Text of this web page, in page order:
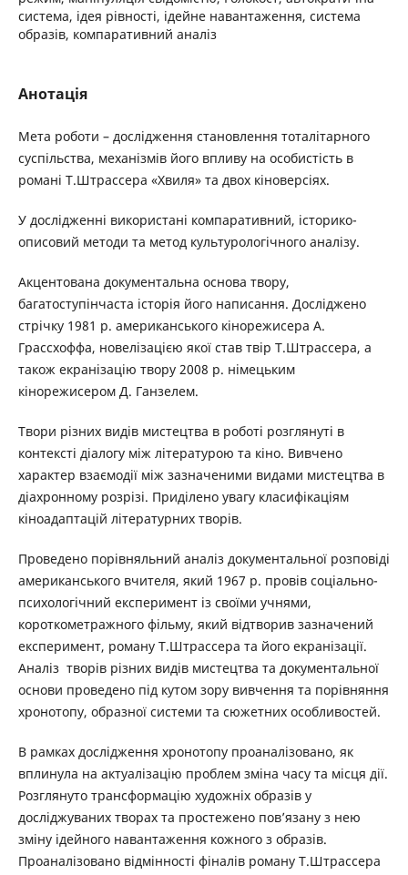
система, ідея рівності, ідейне навантаження, система
образів, компаративний аналіз
Анотація
Мета роботи – дослідження становлення тоталітарного
суспільства, механізмів його впливу на особистість в
романі Т.Штрассера «Хвиля» та двох кіноверсіях.
У дослідженні використані компаративний, історико-
описовий методи та метод культурологічного аналізу.
Акцентована документальна основа твору,
багатоступінчаста історія його написання. Досліджено
стрічку 1981 р. американського кінорежисера А.
Грассхоффа, новелізацією якої став твір Т.Штрассера, а
також екранізацію твору 2008 р. німецьким
кінорежисером Д. Ганзелем.
Твори різних видів мистецтва в роботі розглянуті в
контексті діалогу між літературою та кіно. Вивчено
характер взаємодії між зазначеними видами мистецтва в
діахронному розрізі. Приділено увагу класифікаціям
кіноадаптацій літературних творів.
Проведено порівняльний аналіз документальної розповіді
американського вчителя, який 1967 р. провів соціально-
психологічний експеримент із своїми учнями,
короткометражного фільму, який відтворив зазначений
експеримент, роману Т.Штрассера та його екранізації.
Аналіз творів різних видів мистецтва та документальної
основи проведено під кутом зору вивчення та порівняння
хронотопу, образної системи та сюжетних особливостей.
В рамках дослідження хронотопу проаналізовано, як
вплинула на актуалізацію проблем зміна часу та місця дії.
Розглянуто трансформацію художніх образів у
досліджуваних творах та простежено пов’язану з нею
зміну ідейного навантаження кожного з образів.
Проаналізовано відмінності фіналів роману Т.Штрассера